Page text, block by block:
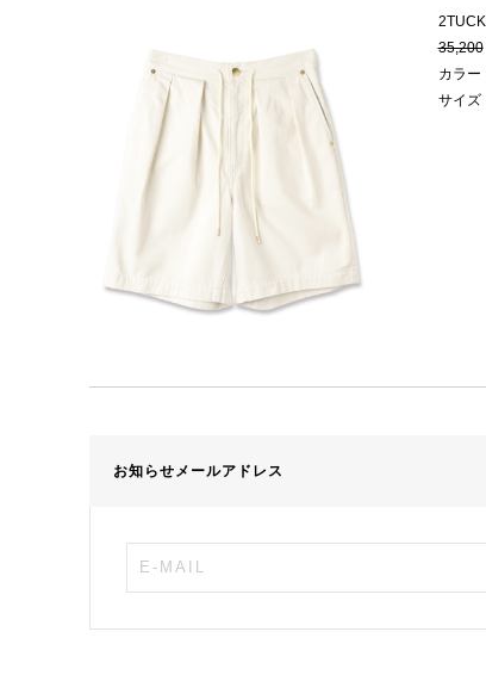
35,200
カラー
サイズ
お知らせメールアドレス